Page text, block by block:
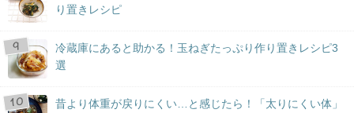
り置きレシピ
冷蔵庫にあると助かる！玉ねぎたっぷり作り置きレシピ3
選
昔より体重が戻りにくい…と感じたら！「太りにくい体」